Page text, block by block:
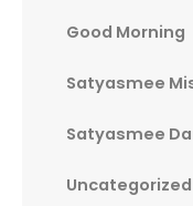
Good Morning
Satyasmee
Satyasmee
Uncategorized